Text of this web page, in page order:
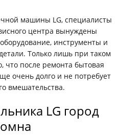
машины LG, специалисты
центра вынуждены
инструменты и
Только лишь при таком
что после ремонта бытовая
очень долго и не потребует
вмешательства.
LG город